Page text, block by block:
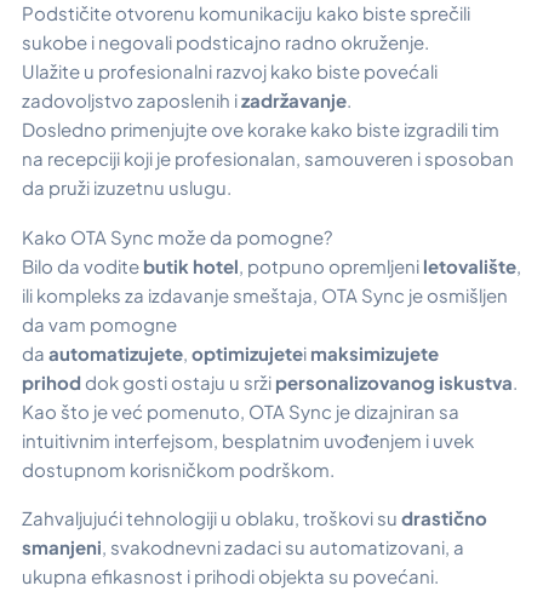
Podstičite otvorenu komunikaciju kako biste sprečili
sukobe i negovali podsticajno radno okruženje.
Ulažite u profesionalni razvoj kako biste povećali
zadovoljstvo zaposlenih izadržavanje.
Dosledno primenjujte ove korake kako biste izgradili tim
na recepciji koji je profesionalan, samouveren i sposoban
da pruži izuzetnu uslugu.
Kako OTA Sync može da pomogne?
Bilo da vodite butik hotel , potpuno opremljeni letovalište
ili kompleks za izdavanje smeštaja, OTA Sync je osmišljen
da vam pomogne
da automatizujete optimizujetei maksimizujete
prihod dok gosti ostaju u srži personalizovanog iskustva
Kao što je već pomenuto, OTA Sync je dizajniran sa
intuitivnim interfejsom, besplatnim uvođenjem i uvek
dostupnom korisničkom podrškom.
Zahvaljujući tehnologiji u oblaku, troškovi su drastično
smanjeni, svakodnevni zadaci su automatizovani, a
ukupna efikasnost i prihodi objekta su povećani.